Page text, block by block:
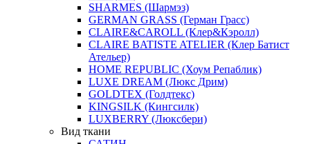
SHARMES (Шармэз)
GERMAN GRASS (Герман Грасс)
CLAIRE&CAROLL (Клер&Кэролл)
CLAIRE BATISTE ATELIER (Клер Батист
Ательер)
HOME REPUBLIC (Хоум Репаблик)
LUXE DREAM (Люкс Дрим)
GOLDTEX (Голдтекс)
KINGSILK (Кингсилк)
LUXBERRY (Люксбери)
Вид ткани